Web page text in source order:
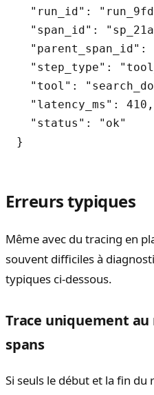
"run_id":
"span_id":
"parent_span_id":
"step_type":
"tool":
  "latency_ms": 410,
  "status": "ok"
Erreurs typiques
Même avec du tracing en
souvent difficiles à
typiques ci-dessous.
Trace uniquement au
spans
Si seuls le début et la fin